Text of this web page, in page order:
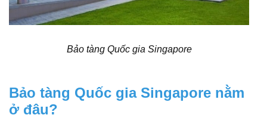
Bảo tàng Quốc gia Singapore
Bảo tàng Quốc gia Singapore nằm
ở đâu?